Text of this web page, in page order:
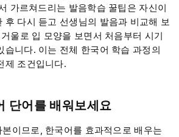
가르쳐드리는 발음학습 꿀팁은 자신이
후 다시 듣고 선생님의 발음과 비교해 보
울로 입 모양을 보면서 처음부터 시기
습니다. 이는 전체 한국어 학습 과정의
제 조건입니다.
단어를 배워보세요
이므로, 한국어를 효과적으로 배우는